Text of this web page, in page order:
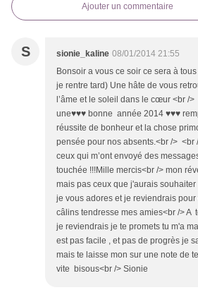
Ajouter un commentaire
S sionie_kaline 08/01/2014 21:55
Bonsoir a vous ce soir ce sera à
je rentre tard) Une hâte de vous
l’âme et le soleil dans le cœur <br /
une♥♥♥ bonne année 2014 ♥♥♥
réussite de bonheur et la chose
pensée pour nos absents.<br /> <br
ceux qui m’ont envoyé des
touchée !!!Mille mercis<br /> mon
mais pas ceux que j'aurais
je vous adores et je reviendrais
câlins tendresse mes amies<br /> A
je reviendrais je te promets tu m'a
est pas facile , et pas de progrès je
mais te laisse mon sur une note de
vite bisous<br /> Sionie